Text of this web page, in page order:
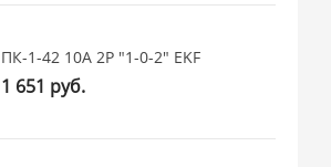
ПК-1-42 10А 2P "1-0-2" EKF
1 651 руб.